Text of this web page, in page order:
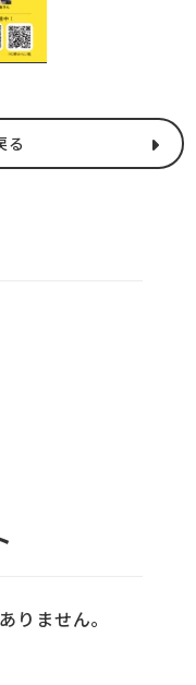
る
りません。